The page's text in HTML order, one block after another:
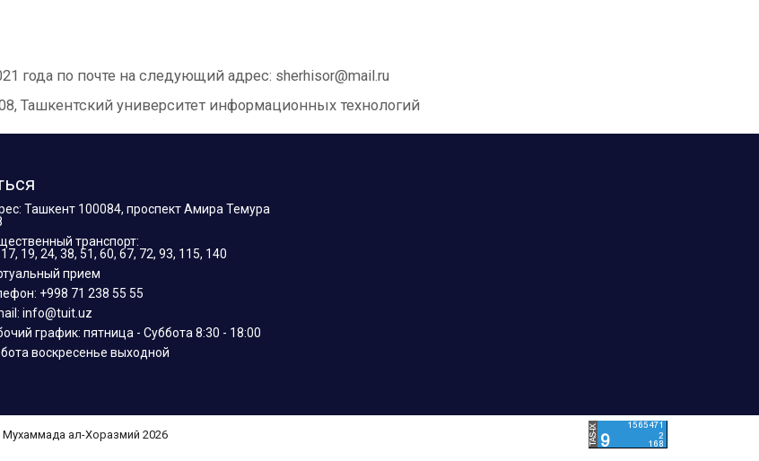
года по почте на следующий адрес: sherhisor@mail.ru
Ташкентский университет информационных технологий
Ташкент 100084, проспект Амира Темура
транспорт:
19, 24, 38, 51, 60, 67, 72, 93, 115, 140
прием
+998 71 238 55 55
info@tuit.uz
график: пятница - Суббота 8:30 - 18:00
воскресенье выходной
Мухаммада ал-Хоразмий 2026